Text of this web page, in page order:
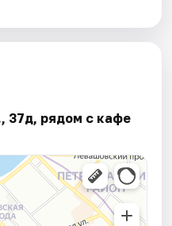
37д, рядом с кафе